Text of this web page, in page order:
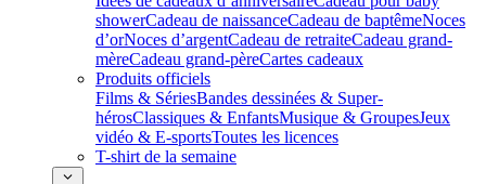
showerCadeau de naissanceCadeau de baptêmeNoces
d’orNoces d’argentCadeau de retraiteCadeau grand-
mèreCadeau grand-pèreCartes cadeaux
Produits officiels
Films & SériesBandes dessinées & Super-
hérosClassiques & EnfantsMusique & GroupesJeux
vidéo & E-sportsToutes les licences
T-shirt de la semaine